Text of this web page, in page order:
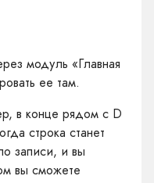
модуль «Главная
ее там.
в конце рядом с D
строка станет
записи, и вы
вы сможете